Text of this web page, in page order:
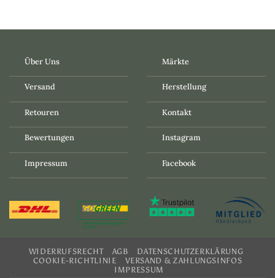
Über Uns
Versand
Retouren
Bewertungen
Impressum
Märkte
Herstellung
Kontakt
Instagram
Facebook
WIDERRUFSRECHT AGB
DATENSCHUTZERKLÄRUNG
COOKIE-RICHTLINIE
VERSAND & ZAHLUNGSINFOS
IMPRESSUM